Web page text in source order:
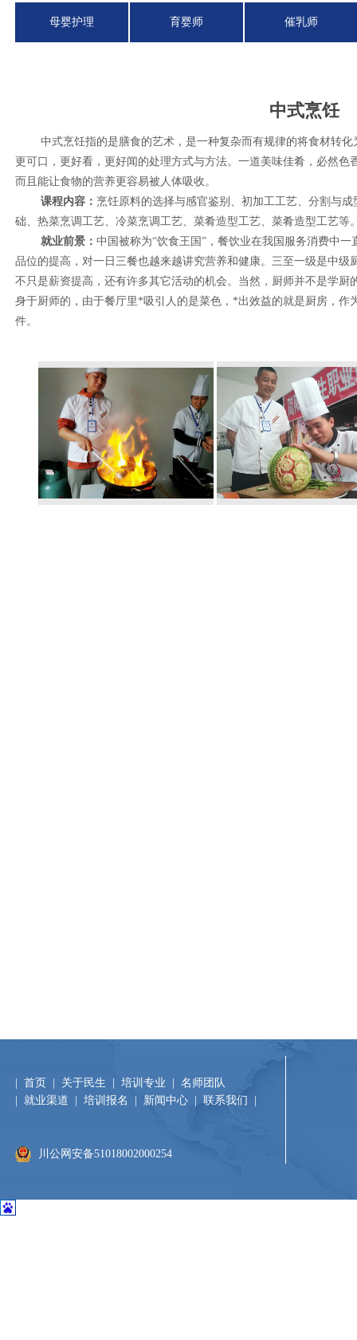
母婴护理 育婴师 催乳师
中式烹饪
中式烹饪指的是膳食的艺术，是一种复杂而有规律的将食材转化
更可口，更好看，更好闻的处理方式与方法。一道美味佳肴，必然
而且能让食物的营养更容易被人体吸收。
课程内容： 烹饪原料的选择与感官鉴别、初加工工艺、分割与
础、热菜烹调工艺、冷菜烹调工艺、菜肴造型工艺、菜肴造型工艺等
就业前景： 中国被称为“饮食王国”，餐饮业在我国服务消费中
品位的提高，对一日三餐也越来越讲究营养和健康。三至一级是中
不只是薪资提高，还有许多其它活动的机会。当然，厨师并不是学
身于厨师的，由于餐厅里*吸引人的是菜色，*出效益的就是厨房，作
件。
川公网安备51018002000254
首页 关于民生 培训专业
名师团队
就业渠道 培训报名 新闻中心 联系我们